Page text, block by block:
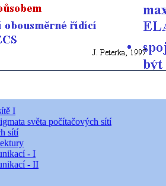
I
světa počítačových sítí
sítí
- I
- II